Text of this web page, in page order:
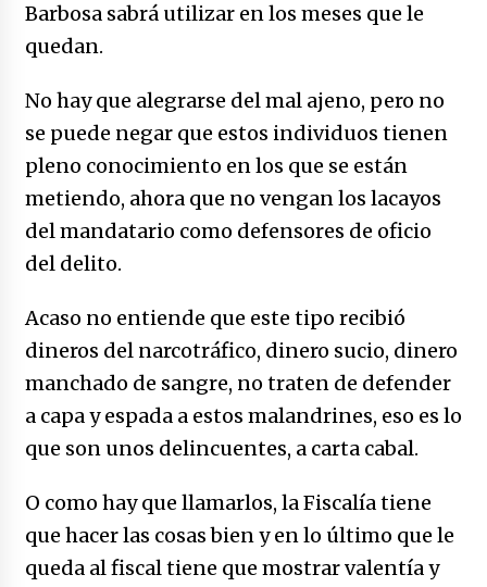
Barbosa sabrá utilizar en los meses que le
quedan.
No hay que alegrarse del mal ajeno, pero no
se puede negar que estos individuos tienen
pleno conocimiento en los que se están
metiendo, ahora que no vengan los lacayos
del mandatario como defensores de oficio
del delito.
Acaso no entiende que este tipo recibió
dineros del narcotráfico, dinero sucio, dinero
manchado de sangre, no traten de defender
a capa y espada a estos malandrines, eso es lo
que son unos delincuentes, a carta cabal.
O como hay que llamarlos, la Fiscalía tiene
que hacer las cosas bien y en lo último que le
queda al fiscal tiene que mostrar valentía y